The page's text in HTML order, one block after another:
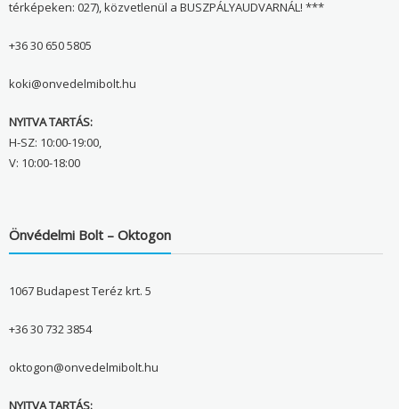
térképeken: 027), közvetlenül a BUSZPÁLYAUDVARNÁL! ***
+36 30 650 5805
koki@onvedelmibolt.hu
NYITVA TARTÁS:
H-SZ: 10:00-19:00,
V: 10:00-18:00
Önvédelmi Bolt – Oktogon
1067 Budapest Teréz krt. 5
+36 30 732 3854
oktogon@onvedelmibolt.hu
NYITVA TARTÁS: